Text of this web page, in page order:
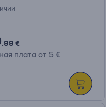
.99 €
плата от 5 €